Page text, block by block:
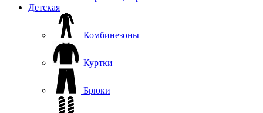
Детская
Комбинезоны
Куртки
Брюки